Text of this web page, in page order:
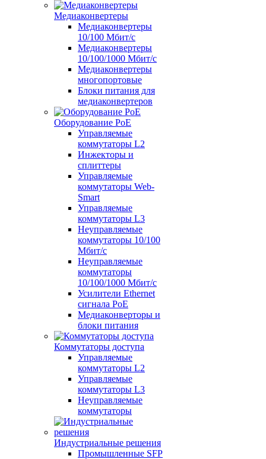
Медиаконвертеры
Медиаконвертеры
10/100 Мбит/с
Медиаконвертеры
10/100/1000 Мбит/c
Медиаконвертеры
многопортовые
Блоки питания для
медиаконвертеров
Оборудование PoE
Управляемые
коммутаторы L2
Инжекторы и
сплиттеры
Управляемые
коммутаторы Web-
Smart
Управляемые
коммутаторы L3
Неуправляемые
коммутаторы 10/100
Мбит/с
Неуправляемые
коммутаторы
10/100/1000 Мбит/с
Усилители Ethernet
сигнала PoE
Медиаконверторы и
блоки питания
Коммутаторы доступа
Управляемые
коммутаторы L2
Управляемые
коммутаторы L3
Неуправляемые
коммутаторы
Индустриальные решения
Промышленные SFP